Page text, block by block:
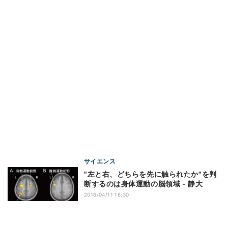
サイエンス
"左と右、どちらを先に触られたか"を判
断するのは身体運動の脳領域 - 静大
2016/04/11 18:30